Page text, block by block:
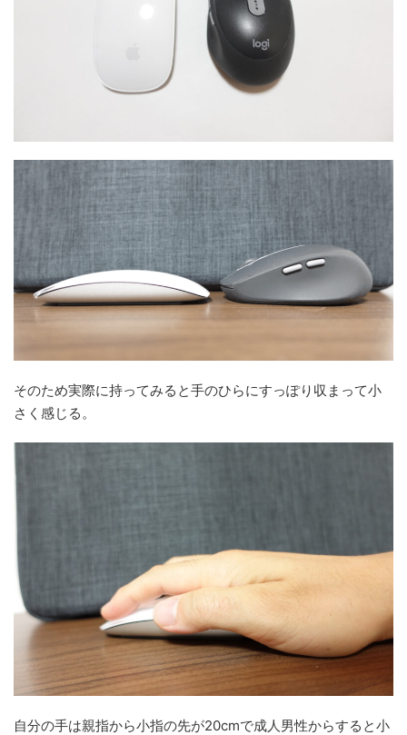
そのため実際に持ってみると手のひらにすっぽり収まって小
さく感じる。
自分の手は親指から小指の先が20cmで成人男性からすると小